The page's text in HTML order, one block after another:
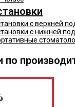
с верхней
с нижней
по